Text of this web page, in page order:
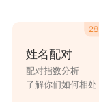
姓名配对
配对指数分析
了解你们如何相处